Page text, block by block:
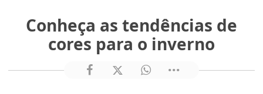
Conheça as tendências de
cores para o inverno